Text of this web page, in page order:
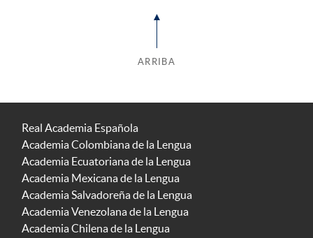
ARRIBA
Real Academia Española
Academia Colombiana de la Lengua
Academia Ecuatoriana de la Lengua
Academia Mexicana de la Lengua
Academia Salvadoreña de la Lengua
Academia Venezolana de la Lengua
Academia Chilena de la Lengua